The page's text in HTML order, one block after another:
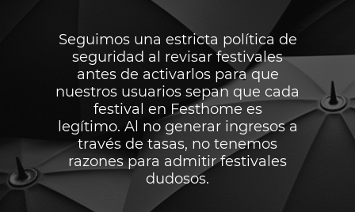
Seguimos una estricta política de
seguridad al revisar festivales
antes de activarlos para que
nuestros usuarios sepan que cada
festival en Festhome es
legítimo. Al no generar ingresos a
través de tasas, no tenemos
razones para admitir festivales
dudosos.